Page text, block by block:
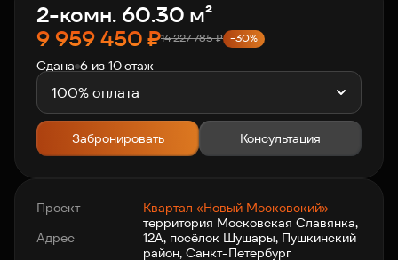
Контакты
Связаться с нами
+7 812 703-55-55
2-комн. 60.30 м²
9 959 450₽14 227 785₽ -30%
Сдана 6 из 10 этаж
100% оплата
Забронировать Консультация
Проект
Квартал «Новый Московский»
Адрес
территория Московская Славянка,
12А, посёлок Шушары, Пушкинский
район, Санкт-Петербург